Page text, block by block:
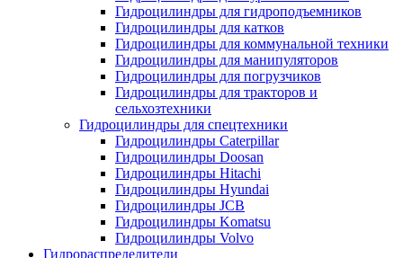
Гидроцилиндры для гидроподъемников
Гидроцилиндры для катков
Гидроцилиндры для коммунальной техники
Гидроцилиндры для манипуляторов
Гидроцилиндры для погрузчиков
Гидроцилиндры для тракторов и
сельхозтехники
Гидроцилиндры для спецтехники
Гидроцилиндры Caterpillar
Гидроцилиндры Doosan
Гидроцилиндры Hitachi
Гидроцилиндры Hyundai
Гидроцилиндры JCB
Гидроцилиндры Komatsu
Гидроцилиндры Volvo
Гидрораспределители